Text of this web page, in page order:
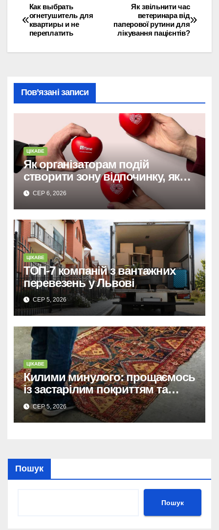
Навігація
записів
Як звільнити час
ветеринара від
паперової рутини для
лікування пацієнтів?
Как выбрать
огнетушитель для
квартиры и не
переплатить
Пов’язані записи
ЦІКАВЕ
Як організаторам подій
створити зону відпочинку, яку
запам’ятають гості
СЕР 6, 2026
ЦІКАВЕ
ТОП-7 компаній з вантажних
перевезень у Львові
СЕР 5, 2026
ЦІКАВЕ
Килими минулого: прощаємось
із застарілим покриттям та
обираємо тренди сучасних
інтер’єрів
СЕР 5, 2026
Пошук
Пошук